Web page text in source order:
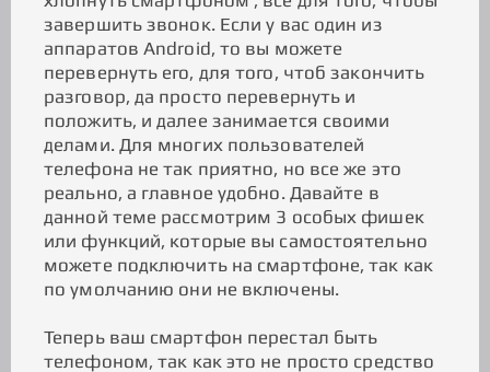
завершить звонок. Если у вас один из
аппаратов Android, то вы можете
перевернуть его, для того, чтоб закончить
разговор, да просто перевернуть и
положить, и далее занимается своими
делами. Для многих пользователей
телефона не так приятно, но все же это
реально, а главное удобно. Давайте в
данной теме рассмотрим 3 особых фишек
или функций, которые вы самостоятельно
можете подключить на смартфоне, так как
по умолчанию они не включены.
Теперь ваш смартфон перестал быть
телефоном, так как это не просто средство